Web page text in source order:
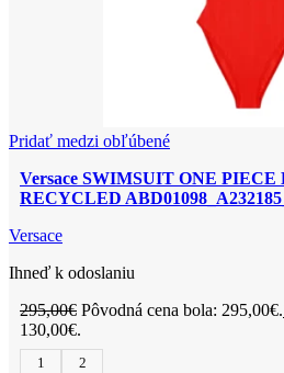
Pridať medzi obľúbené
Versace SWIMSUIT ONE
RECYCLED
Versace
Ihneď k odoslaniu
295,00€ Pôvodná cena bola: 295,00€.
130,00€.
1 2